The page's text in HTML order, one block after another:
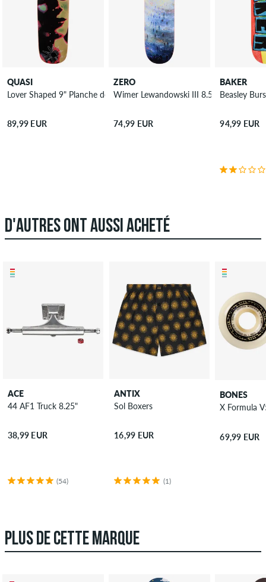
QUASI
Lover Shaped 9" Planche de skateboard
89,99 EUR
ZERO
Wimer Lewandowski III 8.5" Planche de
74,99 EUR
BAKER
Beasley
94,99 EUR
D'AUTRES ONT AUSSI ACHETÉ
ACE
44 AF1 Truck 8.25"
38,99 EUR
(54)
ANTIX
Sol Boxers
16,99 EUR
(1)
BONES
X Formula
69,99 EUR
PLUS DE CETTE MARQUE